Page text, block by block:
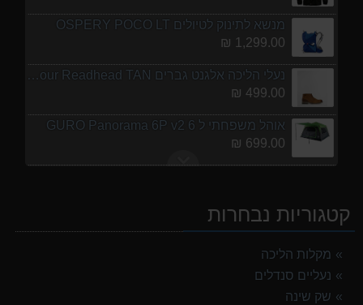
מנשא לתינוק לטיולים OSPERY POCO LT
1,299.00 ₪
נעלי הליכה אלגנט גברים Barbour Readhead TAN
499.00 ₪
אוהל משפחתי ל 6 GURO Panorama 6P v2
699.00 ₪
אוהל משפחתי ל 8 GURO Panorama 8P v2
קטגוריות נבחרות
מקלות הליכה
נעליים סנדלים
שק שינה